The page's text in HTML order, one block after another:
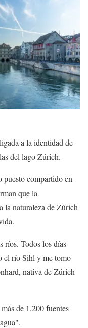
a la identidad de
del lago Zúrich.
puesto compartido en
que la
la naturaleza de Zúrich
ríos. Todos los días
el río Sihl y me tomo
nativa de Zúrich
de 1.200 fuentes